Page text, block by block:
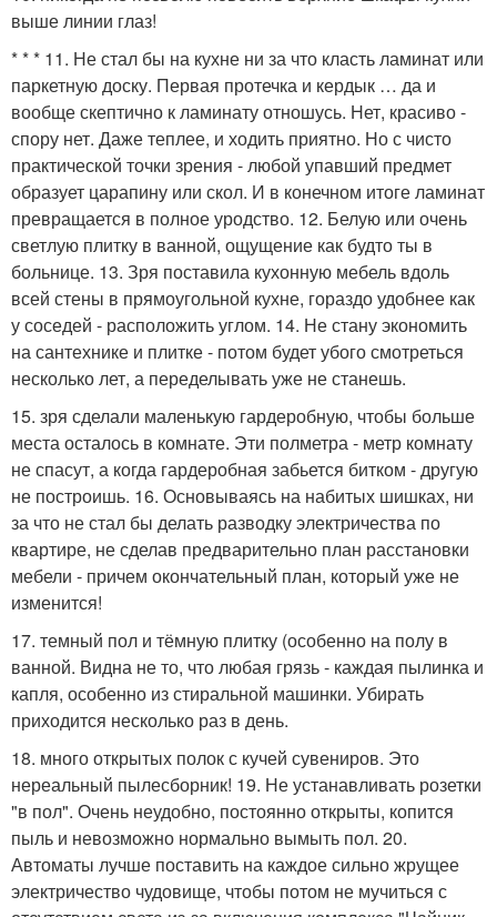
выше линии глаз!
* * * 11. Не стал бы на кухне ни за что класть ламинат или
паркетную доску. Первая протечка и кердык … да и
вообще скептично к ламинату отношусь. Нет, красиво -
спору нет. Даже теплее, и ходить приятно. Но с чисто
практической точки зрения - любой упавший предмет
образует царапину или скол. И в конечном итоге ламинат
превращается в полное уродство. 12. Белую или очень
светлую плитку в ванной, ощущение как будто ты в
больнице. 13. Зря поставила кухонную мебель вдоль
всей стены в прямоугольной кухне, гораздо удобнее как
у соседей - расположить углом. 14. Не стану экономить
на сантехнике и плитке - потом будет убого смотреться
несколько лет, а переделывать уже не станешь.
15. зря сделали маленькую гардеробную, чтобы больше
места осталось в комнате. Эти полметра - метр комнату
не спасут, а когда гардеробная забьется битком - другую
не построишь. 16. Основываясь на набитых шишках, ни
за что не стал бы делать разводку электричества по
квартире, не сделав предварительно план расстановки
мебели - причем окончательный план, который уже не
изменится!
17. темный пол и тёмную плитку (особенно на полу в
ванной. Видна не то, что любая грязь - каждая пылинка и
капля, особенно из стиральной машинки. Убирать
приходится несколько раз в день.
18. много открытых полок с кучей сувениров. Это
нереальный пылесборник! 19. Не устанавливать розетки
"в пол". Очень неудобно, постоянно открыты, копится
пыль и невозможно нормально вымыть пол. 20.
Автоматы лучше поставить на каждое сильно жрущее
электричество чудовище, чтобы потом не мучиться с